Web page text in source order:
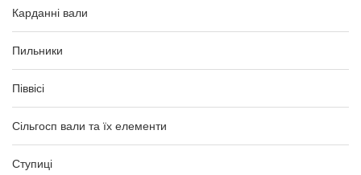
Карданні вали
Пильники
Піввісі
Сільгосп вали та їх елементи
Ступиці